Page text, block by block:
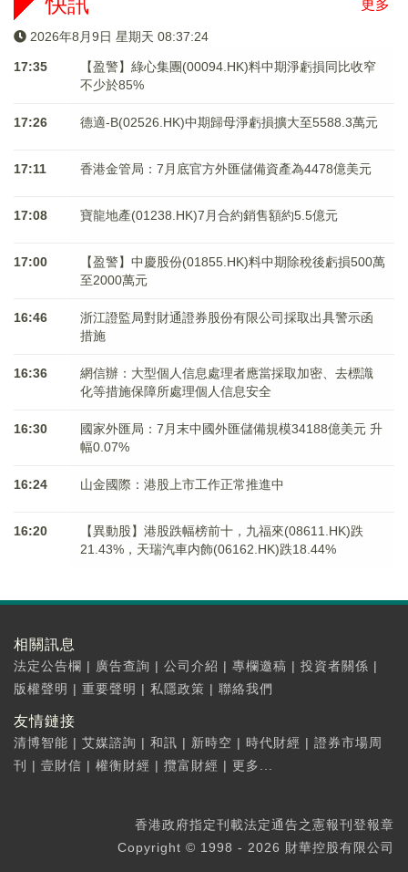
更多
2026年8月9日 星期天 08:37:24
17:35
【盈警】綠心集團(00094.HK)料中期淨虧損同比收窄
不少於85%
17:26 德適-B(02526.HK)中期歸母淨虧損擴大至5588.3萬元
17:11 香港金管局：7月底官方外匯儲備資產為4478億美元
17:08 寶龍地產(01238.HK)7月合約銷售額約5.5億元
17:00
【盈警】中慶股份(01855.HK)料中期除稅後虧損500萬
至2000萬元
16:46
浙江證監局對財通證券股份有限公司採取出具警示函
措施
16:36
網信辦：大型個人信息處理者應當採取加密、去標識
化等措施保障所處理個人信息安全
16:30
國家外匯局：7月末中國外匯儲備規模34188億美元 升
幅0.07%
16:24 山金國際：港股上市工作正常推進中
16:20
【異動股】港股跌幅榜前十，九福來(08611.HK)跌
21.43%，天瑞汽車内飾(06162.HK)跌18.44%
相關訊息
法定公告欄 | 廣告查詢 | 公司介紹 | 專欄邀稿 | 投資者關係 |
版權聲明 | 重要聲明 | 私隱政策 | 聯絡我們
友情鏈接
清博智能 | 艾媒諮詢 | 和訊 | 新時空 | 時代財經 | 證券市場周
刊
| 壹財信 | 權衡財經 | 攬富財經 | 更多...
香港政府指定刊載法定通告之憲報刊登報章
Copyright © 1998 - 2026 財華控股有限公司